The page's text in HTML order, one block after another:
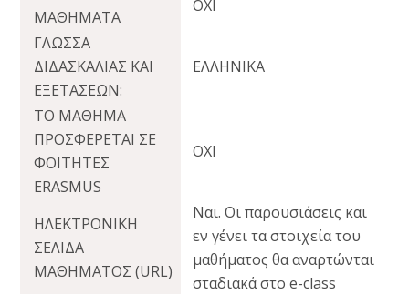
ΜΑΘΗΜΑΤΑ
OXI
ΓΛΩΣΣΑ
ΔΙΔΑΣΚΑΛΙΑΣ ΚΑΙ
ΕΞΕΤΑΣΕΩΝ:
ΕΛΛΗΝΙΚA
ΤΟ ΜΑΘΗΜΑ
ΠΡΟΣΦΕΡΕΤΑΙ ΣΕ
ΦΟΙΤΗΤΕΣ
ERASMUS
ΟΧΙ
ΗΛΕΚΤΡΟΝΙΚΗ
ΣΕΛΙΔΑ
ΜΑΘΗΜΑΤΟΣ (URL)
Ναι. Οι παρουσιάσεις και
εν γένει τα στοιχεία του
μαθήματος θα αναρτώνται
σταδιακά στο e-class